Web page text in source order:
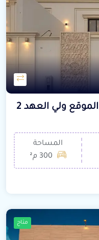
المساحة
300 م²
متاح